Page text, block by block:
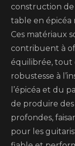
construction
table en épicéa
Ces matériaux
contribuent à
équilibrée, tout
robustesse à
l’épicéa et du
de produire
profondes,
pour les